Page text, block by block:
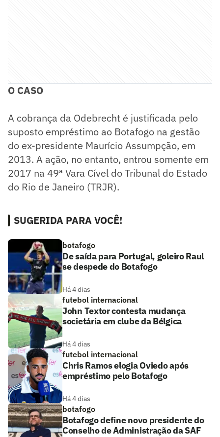
O CASO
A cobrança da Odebrecht é justificada pelo
suposto empréstimo ao Botafogo na gestão
do ex-presidente Maurício Assumpção, em
2013. A ação, no entanto, entrou somente em
2017 na 49ª Vara Cível do Tribunal do Estado
do Rio de Janeiro (TRJR).
SUGERIDA PARA VOCÊ!
botafogo
De saída para Portugal, goleiro Raul
se despede do Botafogo
Há 4 dias
futebol internacional
John Textor contesta mudança
societária em clube da Bélgica
Há 4 dias
futebol internacional
Chris Ramos elogia Oviedo após
empréstimo pelo Botafogo
Há 4 dias
botafogo
Botafogo define novo presidente do
Conselho de Administração da SAF